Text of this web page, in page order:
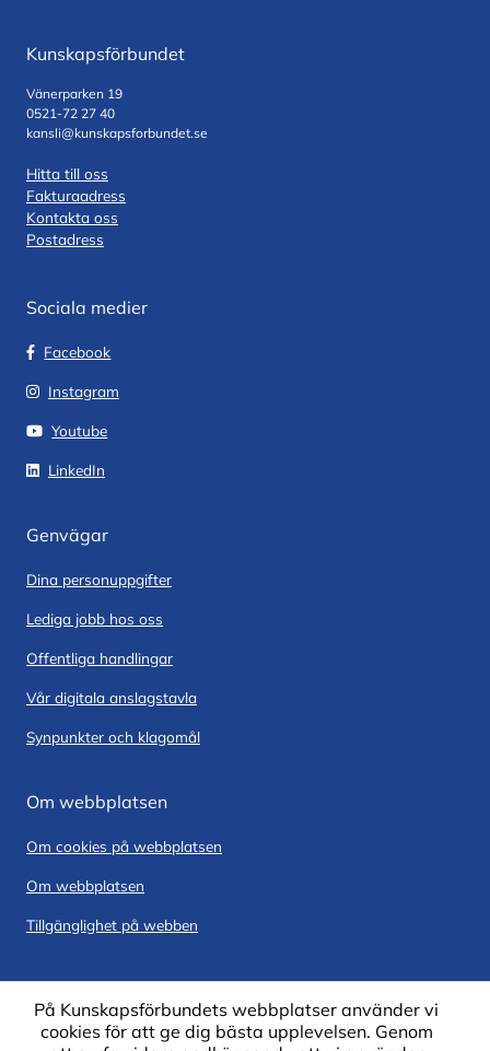
Kunskapsförbundet
Vänerparken 19
0521-72 27 40
kansli@kunskapsforbundet.se
Hitta till oss
Fakturaadress
Kontakta oss
Postadress
Sociala medier
Facebook
Instagram
Youtube
LinkedIn
Genvägar
Dina personuppgifter
Lediga jobb hos oss
Offentliga handlingar
Vår digitala anslagstavla
Synpunkter och klagomål
Om webbplatsen
Om cookies på webbplatsen
Om webbplatsen
Tillgänglighet på webben
På Kunskapsförbundets webbplatser använder vi
cookies för att ge dig bästa upplevelsen. Genom